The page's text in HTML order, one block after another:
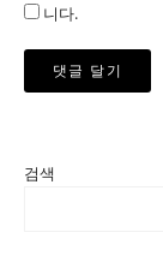
니다.
검색